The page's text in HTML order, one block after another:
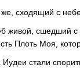
сходящий с
живой, сшедший с
Плоть Моя,
Иудеи стали